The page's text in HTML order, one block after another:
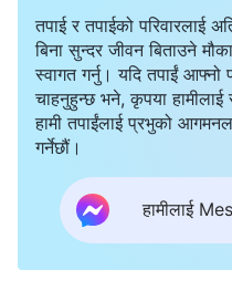
तपाई र तपाईको परिवारलाई
बिना सुन्दर जीवन बिताउने
स्वागत गर्नु। यदि तपाईं आफ्नो
चाहनुहुन्छ भने, कृपया हामीलाई
हामी तपाईंलाई प्रभुको
गर्नेछौं।
हामीलाई